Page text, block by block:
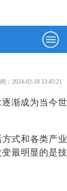
：2024-02-19 13:43:21
逐渐成为当今世
式和各类产业
最明显的是技